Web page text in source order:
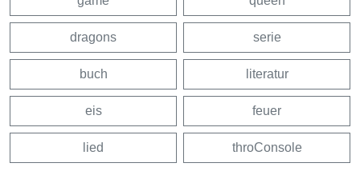
dragons serie
buch literatur
eis feuer
lied throConsole